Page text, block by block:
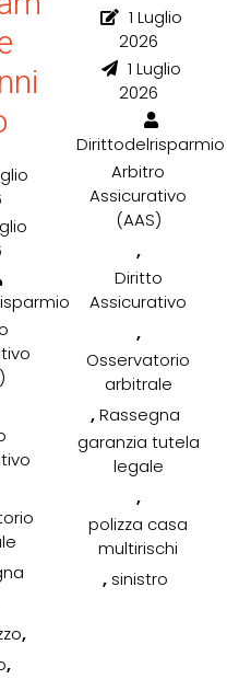
,
,
1 Luglio
2026
1 Luglio
2026
Dirittodelrisparmio
Arbitro
Assicurativo
(AAS)
,
Diritto
Assicurativo
,
Osservatorio
arbitrale
,Rassegna
garanzia tutela
legale
,
polizza casa
multirischi
, sinistro